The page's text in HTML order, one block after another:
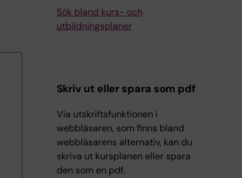
Sök bland kurs- och
utbildningsplaner
Skriv ut eller spara som pdf
Via utskriftsfunktionen i
webbläsaren, som finns bland
webbläsarens alternativ, kan du
skriva ut kursplanen eller spara
den som en pdf.